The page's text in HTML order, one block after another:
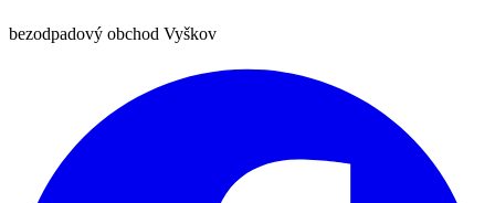
bezodpadový obchod Vyškov